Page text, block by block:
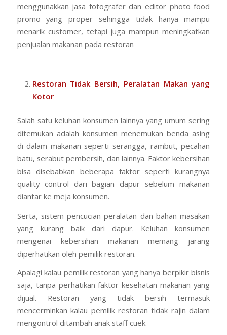
menggunakkan jasa fotografer dan editor photo food
promo yang proper sehingga tidak hanya mampu
menarik customer, tetapi juga mampun meningkatkan
penjualan makanan pada restoran
Restoran Tidak Bersih, Peralatan Makan yang
Kotor
Salah satu keluhan konsumen lainnya yang umum sering
ditemukan adalah konsumen menemukan benda asing
di dalam makanan seperti serangga, rambut, pecahan
batu, serabut pembersih, dan lainnya. Faktor kebersihan
bisa disebabkan beberapa faktor seperti kurangnya
quality control dari bagian dapur sebelum makanan
diantar ke meja konsumen.
Serta, sistem pencucian peralatan dan bahan masakan
yang kurang baik dari dapur. Keluhan konsumen
mengenai kebersihan makanan memang jarang
diperhatikan oleh pemilik restoran.
Apalagi kalau pemilik restoran yang hanya berpikir bisnis
saja, tanpa perhatikan faktor kesehatan makanan yang
dijual. Restoran yang tidak bersih termasuk
mencerminkan kalau pemilik restoran tidak rajin dalam
mengontrol ditambah anak staff cuek.